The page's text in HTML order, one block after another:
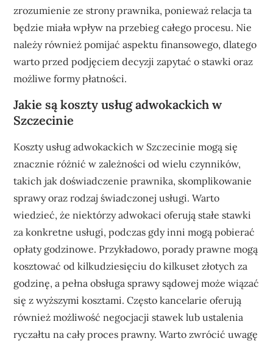
zrozumienie ze strony prawnika, ponieważ relacja ta
będzie miała wpływ na przebieg całego procesu. Nie
należy również pomijać aspektu finansowego, dlatego
warto przed podjęciem decyzji zapytać o stawki oraz
możliwe formy płatności.
Jakie są koszty usług adwokackich w
Szczecinie
Koszty usług adwokackich w Szczecinie mogą się
znacznie różnić w zależności od wielu czynników,
takich jak doświadczenie prawnika, skomplikowanie
sprawy oraz rodzaj świadczonej usługi. Warto
wiedzieć, że niektórzy adwokaci oferują stałe stawki
za konkretne usługi, podczas gdy inni mogą pobierać
opłaty godzinowe. Przykładowo, porady prawne mogą
kosztować od kilkudziesięciu do kilkuset złotych za
godzinę, a pełna obsługa sprawy sądowej może wiązać
się z wyższymi kosztami. Często kancelarie oferują
również możliwość negocjacji stawek lub ustalenia
ryczałtu na cały proces prawny. Warto zwrócić uwagę